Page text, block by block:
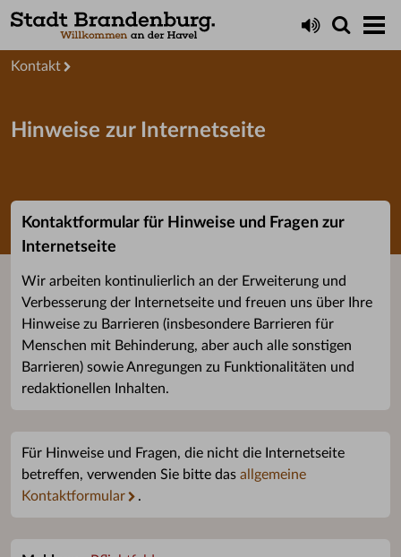
Kontakt
Hinweise zur Internetseite
Kontaktformular für Hinweise und Fragen zur
Internetseite
Wir arbeiten kontinulierlich an der Erweiterung und
Verbesserung der Internetseite und freuen uns über Ihre
Hinweise zu Barrieren (insbesondere Barrieren für
Menschen mit Behinderung, aber auch alle sonstigen
Barrieren) sowie Anregungen zu Funktionalitäten und
redaktionellen Inhalten.
Für Hinweise und Fragen, die nicht die Internetseite
betreffen, verwenden Sie bitte das allgemeine
Kontaktformular
.